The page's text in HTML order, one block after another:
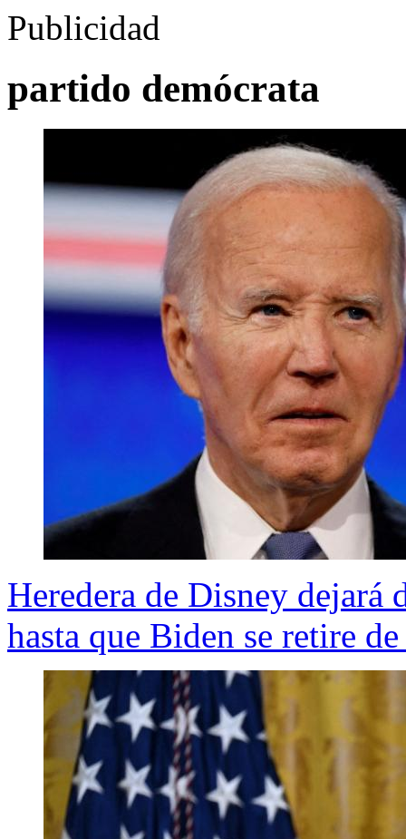
Publicidad
partido demócrata
Heredera de Disney dejará
hasta que Biden se retire